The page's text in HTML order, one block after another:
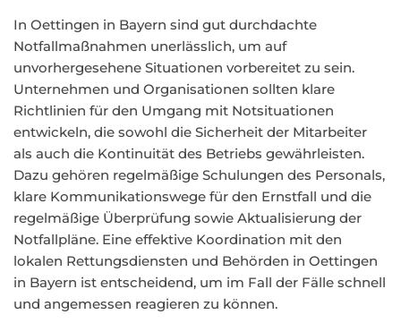
In Oettingen in Bayern sind gut durchdachte
Notfallmaßnahmen unerlässlich, um auf
unvorhergesehene Situationen vorbereitet zu sein.
Unternehmen und Organisationen sollten klare
Richtlinien für den Umgang mit Notsituationen
entwickeln, die sowohl die Sicherheit der Mitarbeiter
als auch die Kontinuität des Betriebs gewährleisten.
Dazu gehören regelmäßige Schulungen des Personals,
klare Kommunikationswege für den Ernstfall und die
regelmäßige Überprüfung sowie Aktualisierung der
Notfallpläne. Eine effektive Koordination mit den
lokalen Rettungsdiensten und Behörden in Oettingen
in Bayern ist entscheidend, um im Fall der Fälle schnell
und angemessen reagieren zu können.